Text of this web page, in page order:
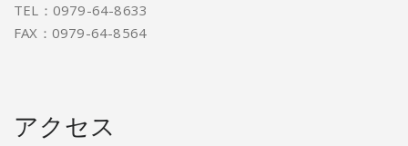
TEL：0979-64-8633
FAX：0979-64-8564
アクセス